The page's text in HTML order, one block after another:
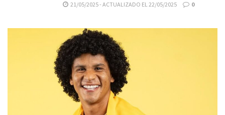
21/05/2025 - ACTUALIZADO EL 22/05/2025
0